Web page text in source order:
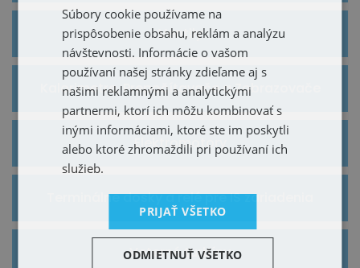
Ventily
Kalorimetre, Prepočítavače a Zobrazovače
Elektromotory
Terminálne dosky a relé pre IS zariadenia
Veterné turbíny
Súbory cookie používame na
prispôsobenie obsahu, reklám a analýzu
návštevnosti. Informácie o vašom
používaní našej stránky zdieľame aj s
našimi reklamnými a analytickými
partnermi, ktorí ich môžu kombinovať s
inými informáciami, ktoré ste im poskytli
alebo ktoré zhromaždili pri používaní ich
služieb.
PRIJAŤ VŠETKO
ODMIETNUŤ VŠETKO